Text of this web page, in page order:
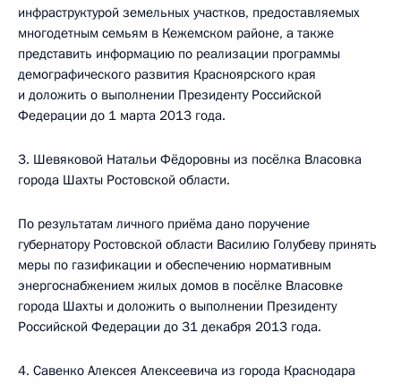
инфраструктурой земельных участков, предоставляемых
многодетным семьям в Кежемском районе, а также
представить информацию по реализации программы
демографического развития Красноярского края
и доложить о выполнении Президенту Российской
Федерации до 1 марта 2013 года.
3. Шевяковой Натальи Фёдоровны из посёлка Власовка
города Шахты Ростовской области.
По результатам личного приёма дано поручение
губернатору Ростовской области Василию Голубеву принять
меры по газификации и обеспечению нормативным
энергоснабжением жилых домов в посёлке Власовке
города Шахты и доложить о выполнении Президенту
Российской Федерации до 31 декабря 2013 года.
4. Савенко Алексея Алексеевича из города Краснодара